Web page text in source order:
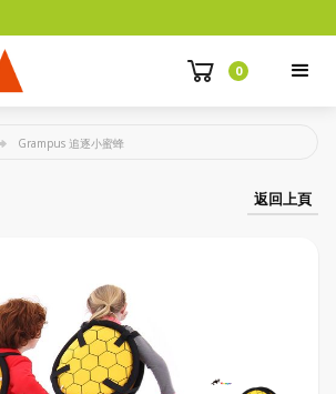
0
Grampus 追逐小蜜蜂
返回上頁